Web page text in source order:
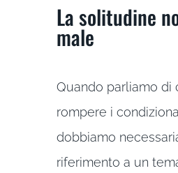
La solitudine
male
Quando parliamo di
rompere i
dobbiamo
riferimento a un